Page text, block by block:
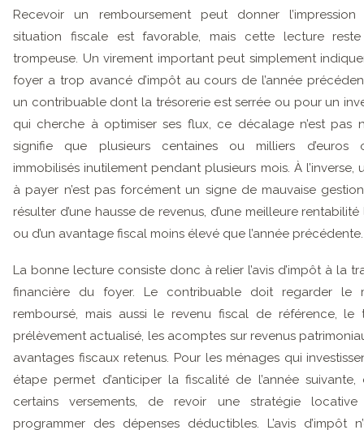
Recevoir un remboursement peut donner
situation fiscale est favorable, mais cette lecture
trompeuse. Un virement important peut simplement
foyer a trop avancé d’impôt au cours de l’année
un contribuable dont la trésorerie est serrée ou pour un
qui cherche à optimiser ses flux, ce décalage n’est pas
signifie que plusieurs centaines ou milliers d’euros
immobilisés inutilement pendant plusieurs mois. À l’inverse,
à payer n’est pas forcément un signe de mauvaise
résulter d’une hausse de revenus, d’une meilleure
ou d’un avantage fiscal moins élevé que l’année précédente.
La bonne lecture consiste donc à relier l’avis d’impôt à la
financière du foyer. Le contribuable doit regarder le
remboursé, mais aussi le revenu fiscal de référence, le
prélèvement actualisé, les acomptes sur revenus
avantages fiscaux retenus. Pour les ménages qui
étape permet d’anticiper la fiscalité de l’année suivante,
certains versements, de revoir une stratégie
programmer des dépenses déductibles. L’avis d’impôt